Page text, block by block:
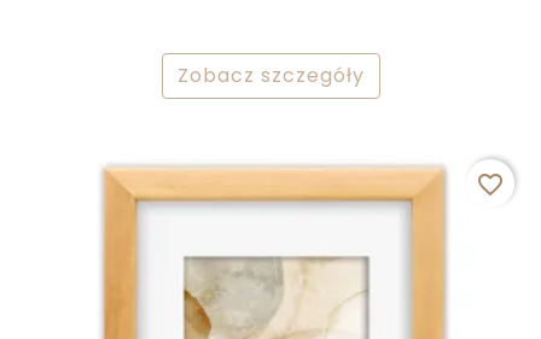
Zobacz szczegóły
favorite_border